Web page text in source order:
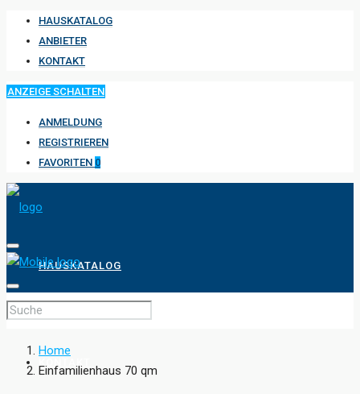
HAUSKATALOG
ANBIETER
KONTAKT
ANZEIGE SCHALTEN
ANMELDUNG
REGISTRIEREN
FAVORITEN 0
HAUSKATALOG
ANBIETER
Home
Einfamilienhaus 70 qm